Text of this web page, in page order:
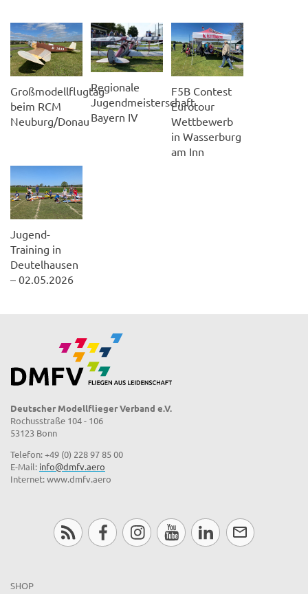
Großmodellflugtag
beim RCM
Neuburg/Donau
Regionale
Jugendmeisterschaft
Bayern IV
F5B Contest
Eurotour
Wettbewerb
in Wasserburg
am Inn
Jugend-
Training in
Deutelhausen
– 02.05.2026
Deutscher Modellflieger Verband e.V.
Rochusstraße 104 - 106
53123 Bonn
Telefon: +49 (0) 228 97 85 00
E-Mail: info@dmfv.aero
Internet: www.dmfv.aero
SHOP